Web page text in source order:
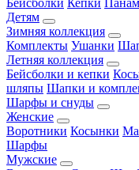
Бейсболки Кепки
Детям
Зимняя коллекция
Комплекты Ушанки
Летняя коллекция
Бейсболки и кепки
шляпы Шапки и
Шарфы и снуды
Женские
Воротники Косынки
Шарфы
Мужские